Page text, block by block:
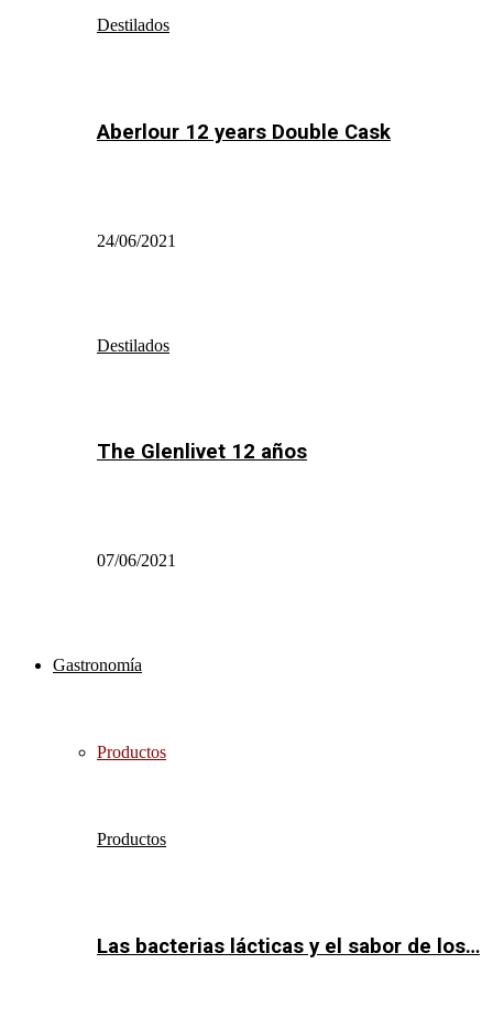
Destilados
Aberlour 12 years Double Cask
24/06/2021
Destilados
The Glenlivet 12 años
07/06/2021
Gastronomía
Productos
Productos
Las bacterias lácticas y el sabor de los…